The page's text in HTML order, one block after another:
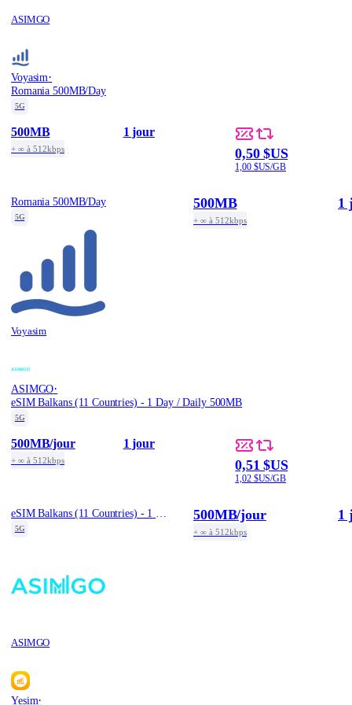
ASIMGO
Voyasim·
Romania 500MB/Day
5G
500MB
+ ∞ à 512kbps
1 jour
0,50 $US
1,00 $US/GB
Romania 500MB/Day
5G
Voyasim
500MB
+ ∞ à 512kbps
1
ASIMGO·
eSIM Balkans (11 Countries) - 1 Day / Daily 500MB
5G
500MB/jour
+ ∞ à 512kbps
1 jour
0,51 $US
1,02 $US/GB
5G
ASIMGO
500MB/jour
+ ∞ à 512kbps
1
Yesim·